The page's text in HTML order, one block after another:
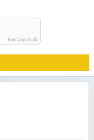
IconCaptcha ©